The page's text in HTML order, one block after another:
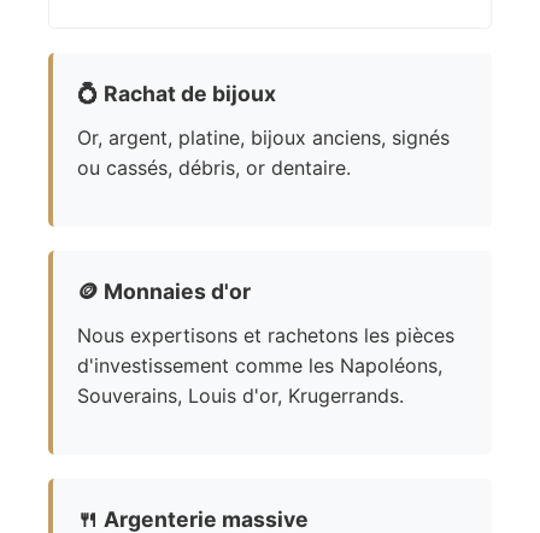
💍 Rachat de bijoux
Or, argent, platine, bijoux anciens, signés
ou cassés, débris, or dentaire.
🪙 Monnaies d'or
Nous expertisons et rachetons les pièces
d'investissement comme les Napoléons,
Souverains, Louis d'or, Krugerrands.
🍴 Argenterie massive